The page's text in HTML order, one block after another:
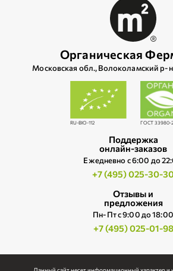
Органическая
Московская обл., Волоколамский
RU-BIO-112 ГОСТ 33980-
Поддержка
онлайн-заказов
Ежедневно c 6:00 до
+7 (495) 025-30-
Отзывы и
предложения
Пн-Пт с 9:00 до 18:00
+7 (495) 025-01-98